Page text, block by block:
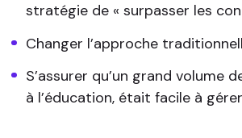
stratégie de « surpasser les
Changer l’approche
S’assurer qu’un grand volume
à l’éducation, était facile à